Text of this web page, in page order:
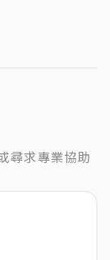
尋求專業協助